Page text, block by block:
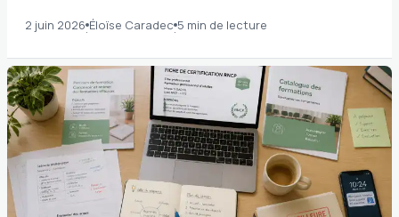
2 juin 2026·Éloïse Caradec·5 min de lecture